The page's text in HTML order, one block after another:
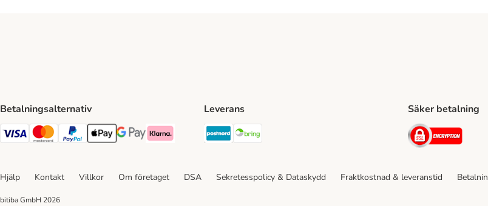
Betalningsalternativ
VISA Payment Method
Mastercard Payment Method
Paypal Payment Method
Apple Pay Payment Method
Google Pay Payment Method
Klarna Payment Method
Leverans
Postnord Shipping Method
Säker betalning
Security
Hjälp Kontakt Villkor Om företaget DSA Sekretesspolicy & Dataskydd Fraktkostnad & leveranstid
bitiba GmbH 2026